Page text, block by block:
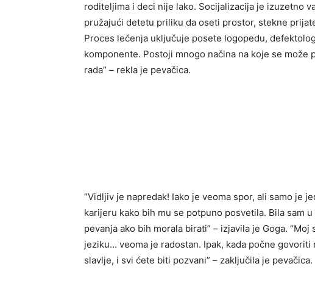
roditeljima i deci nije lako. Socijalizacija je izuzetno
pružajući detetu priliku da oseti prostor, stekne
Proces lečenja uključuje posete logopedu,
komponente. Postoji mnogo načina na koje se može
rada” – rekla je pevačica.
“Vidljiv je napredak! Iako je veoma spor, ali samo je
karijeru kako bih mu se potpuno posvetila. Bila sam
pevanja ako bih morala birati” – izjavila je Goga.
jeziku… veoma je radostan. Ipak, kada počne
slavlje, i svi ćete biti pozvani” – zaključila je pevačica.